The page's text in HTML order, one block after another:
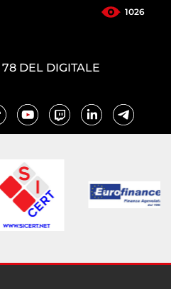
1026
DEL DIGITALE